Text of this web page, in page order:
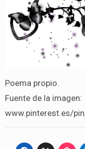
Poema propio.
Fuente de la imagen:
www.pinterest.es/